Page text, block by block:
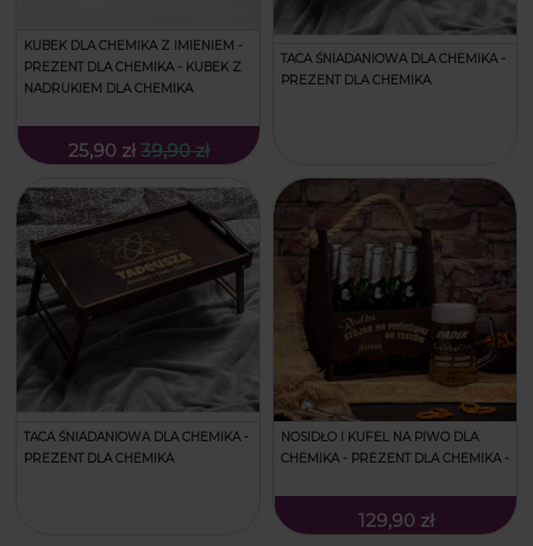
KUBEK DLA CHEMIKA Z IMIENIEM -
PREZENT DLA CHEMIKA - KUBEK Z
NADRUKIEM DLA CHEMIKA
25,90 zł 39,90 zł
TACA ŚNIADANIOWA DLA CHEMIKA -
PREZENT DLA CHEMIKA
TACA ŚNIADANIOWA DLA CHEMIKA -
PREZENT DLA CHEMIKA
NOSIDŁO I KUFEL NA PIWO DLA
CHEMIKA - PREZENT DLA CHEMIKA -
129,90 zł